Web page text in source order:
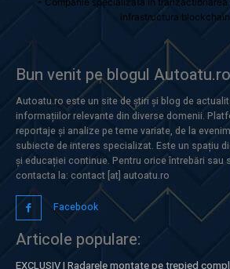
infrastructura blockchain.
Bun venit pe blogul
Autoatu.ro este un site de știri și blog de
informațiilor relevante din diverse domenii.
reportaje și analize pe teme variate, de la
subiecte de interes specializat. Este un spațiu
și educației continue. Pentru orice întrebări sau
contacta la: contact [at] autoatu.ro
Facebook
Articole populare:
EXCLUSIV | Radarele montate pe trepied